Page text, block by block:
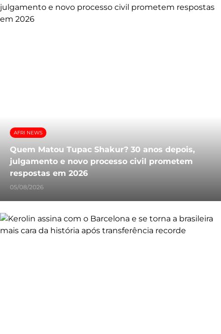
AFRI NEWS
Quem Matou Tupac Shakur? 30 anos depois,
julgamento e novo processo civil prometem
respostas em 2026
05/08/2026